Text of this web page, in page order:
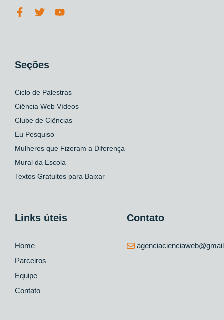
Seções
Ciclo de Palestras
Ciência Web Vídeos
Clube de Ciências
Eu Pesquiso
Mulheres que Fizeram a Diferença
Mural da Escola
Textos Gratuitos para Baixar
Links úteis
Home
Parceiros
Equipe
Contato
Contato